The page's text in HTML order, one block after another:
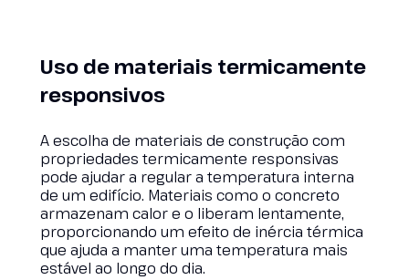
Uso de materiais termicamente
responsivos
A escolha de materiais de construção com
propriedades termicamente responsivas
pode ajudar a regular a temperatura interna
de um edifício. Materiais como o concreto
armazenam calor e o liberam lentamente,
proporcionando um efeito de inércia térmica
que ajuda a manter uma temperatura mais
estável ao longo do dia.